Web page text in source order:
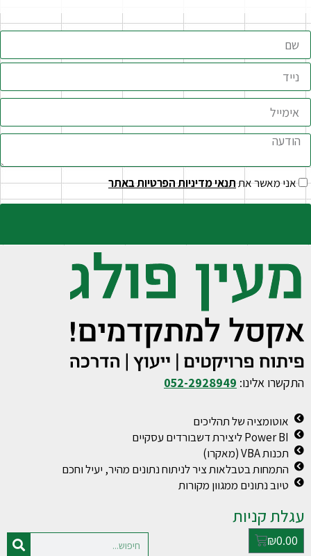
אני מאשר אתתנאי מדיניות הפרטיות באתר
התקשרו אלינו: 052-2928949
אוטומציה של תהליכים
Power BI ליצירת דשבורדים עסקיים
תכנות VBA (מאקרו)
התמחות בטבלאות ציר לניתוח נתונים מהיר, יעיל וחכם
טיוב נתונים ממגוון מקורות
עגלת קניות
₪0.00